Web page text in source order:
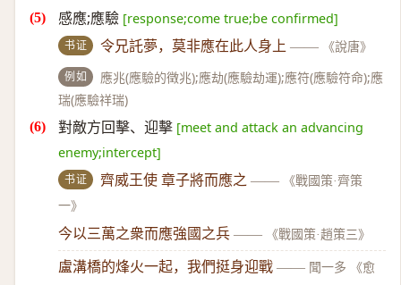
感應;應驗 [response;come true;be confirmed]
书证 令兄託夢，莫非應在此人身上 —— 《說唐》
例如
應兆(應驗的徵兆);應劫(應驗劫運);應符(應驗符命);應
瑞(應驗祥瑞)
對敵方回擊、迎擊 [meet and attack an advancing
enemy;intercept]
书证 齊威王使 章子將而應之 ——
《戰國策·齊策
一》
今以三萬之衆而應強國之兵 —— 《戰國策·趙策三》
盧溝橋的烽火一起，我們挺身迎戰 —— 聞一多 《愈